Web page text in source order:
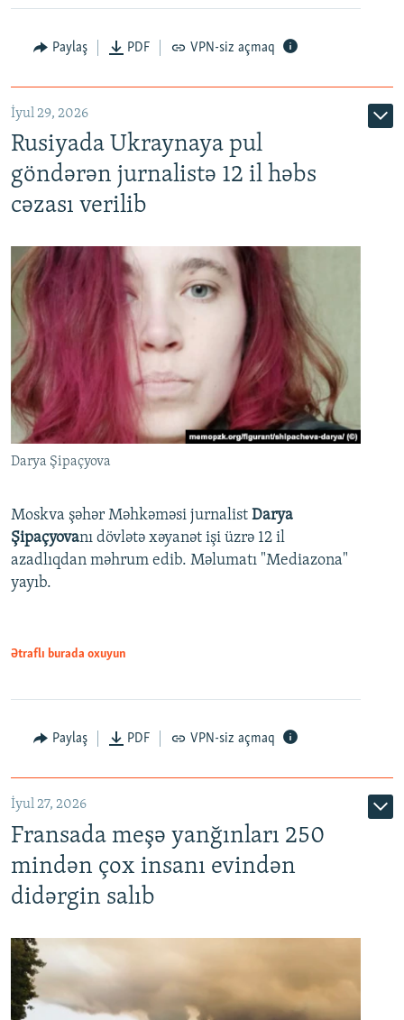
Paylaş PDF VPN-siz açmaq
İyul 29, 2026
Rusiyada Ukraynaya pul
göndərən jurnalistə 12 il həbs
cəzası verilib
Darya Şipaçyova
Moskva şəhər Məhkəməsi jurnalist Darya
Şipaçyovanı dövlətə xəyanət işi üzrə 12 il
azadlıqdan məhrum edib. Məlumatı "Mediazona"
yayıb.
Ətraflı burada oxuyun
Paylaş PDF VPN-siz açmaq
İyul 27, 2026
Fransada meşə yanğınları 250
mindən çox insanı evindən
didərgin salıb